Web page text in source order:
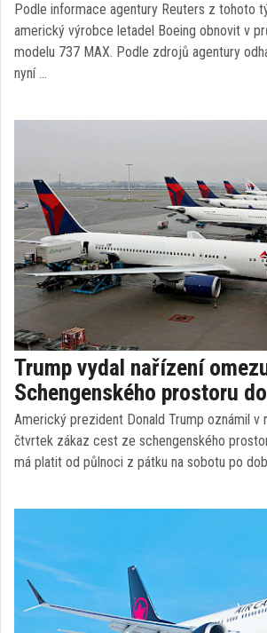
Podle informace agentury Reuters z tohoto
americký výrobce letadel Boeing obnovit v
modelu 737 MAX. Podle zdrojů agentury
nyní …
Trump vydal nařízení
Schengenského prostoru
Americký prezident Donald Trump oznámil v
čtvrtek zákaz cest ze schengenského
má platit od půlnoci z pátku na sobotu po